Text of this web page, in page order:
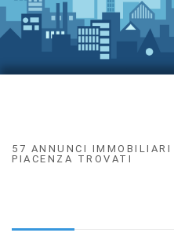
57 ANNUNCI
PIACENZA TROVATI